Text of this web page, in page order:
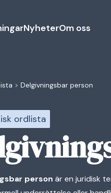
NyheterOm oss
> Delgivningsbar person
ordlista
person är en juridisk